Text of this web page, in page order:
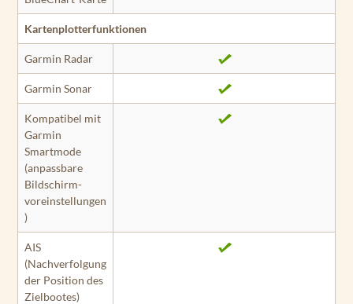
Kartenplotterfunktionen
Garmin Radar
Garmin Sonar
Kompatibel mit
Garmin
Smartmode
(anpassbare
Bildschirm­
voreinstellungen
)
AIS
(Nachverfolgung
der Position des
Ziel­bootes)